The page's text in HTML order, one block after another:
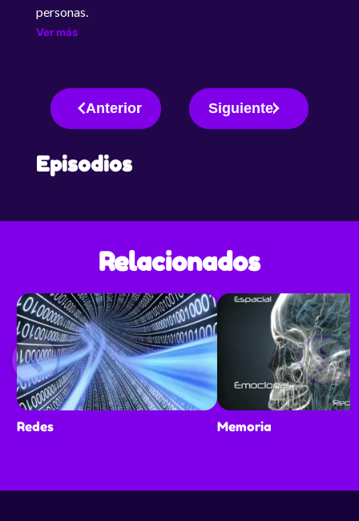
personas.
Ver más
Anterior Siguiente
Episodios
Relacionados
Redes Memoria